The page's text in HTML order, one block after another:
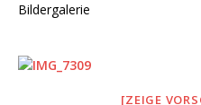
Bildergalerie
[ZEIGE